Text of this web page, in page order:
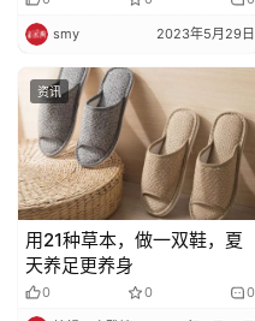
smy 2023年5月29日
资讯
用21种草本，做一双鞋，夏
天养足更养身
0 0 0